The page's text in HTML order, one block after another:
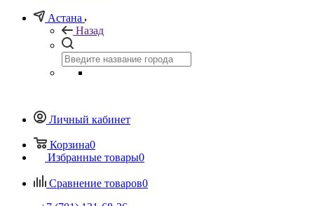
Астана
Назад
Личный кабинет
Корзина0
Избранные товары0
Сравнение товаров0